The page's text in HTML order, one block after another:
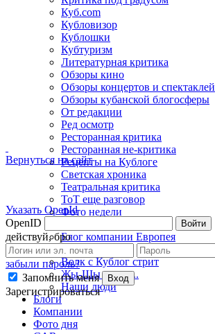
Вернуться на сайт
Указать OpenId
OpenID
Войти
действуй, бро
забыли пароль?
Запомнить меня
Вход
Зарегистрироваться
Куб.com
Кубловизор
Кублошки
Кубтуризм
Литературная критика
Обзоры кино
Обзоры концертов и спектаклей
Обзоры кубанской блогосферы
От редакции
Ред осмотр
Ресторанная критика
Ресторанная не-критика
Рецепты на Кублоге
Светская хроника
Театральная критика
ТоТ еще разговор
Фото недели
Блог компании Европея
Борщеед
Волк с Кублог стрит
Жы-Шы пиши...
Наши люди
Блоги
Компании
Фото дня